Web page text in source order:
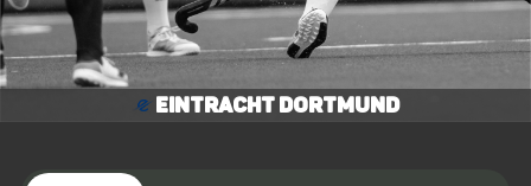
Eintracht Dortmund